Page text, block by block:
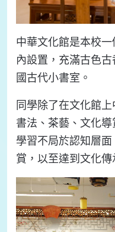
中華文化館是本校
內設置，充滿古色
國古代小書室。
同學除了在文化館
書法、茶藝、文化
學習不局於認知層
賞，以至達到文化傳